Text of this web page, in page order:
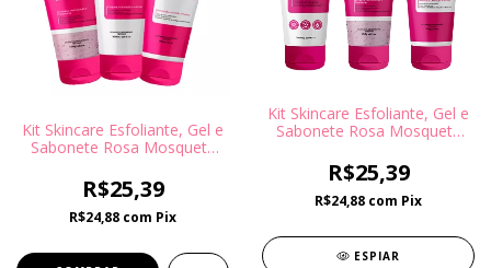
Kit Skincare Esfoliante, Gel e
Sabonete Rosa Mosqueta
Extrasseca - DermaChem
R$25,39
R$24,88 com Pix
Kit Skincare Esfoliante, Gel e
Sabonete Rosa Mosqueta
Extrasseca - DermaChem
R$25,39
R$24,88 com Pix
ESPIAR